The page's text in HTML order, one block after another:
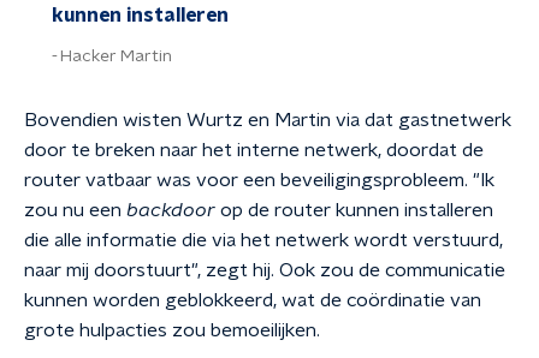
kunnen installeren
Hacker Martin
Bovendien wisten Wurtz en Martin via dat gastnetwerk
door te breken naar het interne netwerk, doordat de
router vatbaar was voor een beveiligingsprobleem. "Ik
zou nu een backdoor op de router kunnen installeren
die alle informatie die via het netwerk wordt verstuurd,
naar mij doorstuurt", zegt hij. Ook zou de communicatie
kunnen worden geblokkeerd, wat de coördinatie van
grote hulpacties zou bemoeilijken.